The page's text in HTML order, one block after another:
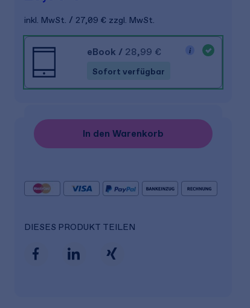
inkl. MwSt. 27,09 € zzgl. MwSt.
eBook / 28,99 €
Sofort verfügbar
In den Warenkorb
DIESES PRODUKT TEILEN